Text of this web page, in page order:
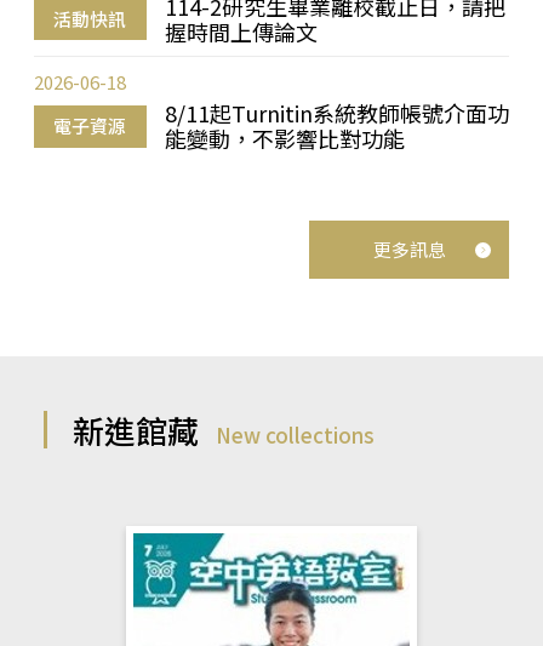
活動快訊
握時間上傳論文
電子資源
8/11起Turnitin系統教師帳號介面功
能變動，不影響比對功能
2026-06-18
更多訊息
新進館藏 New collections